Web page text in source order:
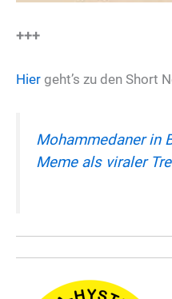
+++
Hier geht’s zu den Short
Mohammedaner in
Meme als viraler